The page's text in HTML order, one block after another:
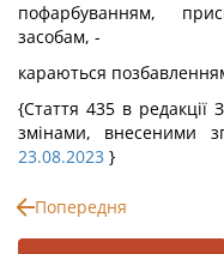
пофарбуванням,
засобам, -
караються
{Стаття 435 в редакції
змінами, внесеними
23.08.2023 }
Попередня